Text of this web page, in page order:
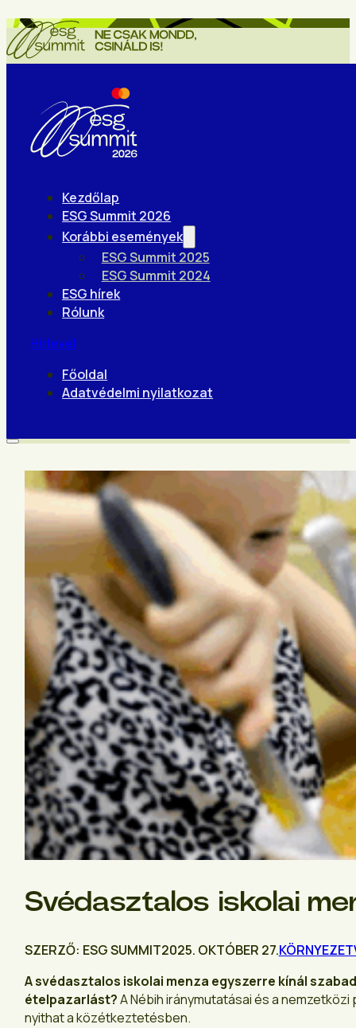
Kezdőlap
ESG Summit 2026
Korábbi események
ESG Summit 2025
ESG Summit 2024
ESG hírek
Rólunk
Hírlevél
Főoldal
Adatvédelmi nyilatkozat
Svédasztalos iskolai
SZERZŐ: ESG SUMMIT2025. OKTÓBER 27.
A svédasztalos iskolai menza egyszerre kínál
ételpazarlást?A Nébih iránymutatásai és a
nyithat a közétkeztetésben.